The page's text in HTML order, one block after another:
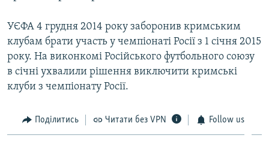
УЄФА 4 грудня 2014 року заборонив кримським
клубам брати участь у чемпіонаті Росії з 1 січня 2015
року. На виконкомі Російського футбольного союзу
в січні ухвалили рішення виключити кримські
клуби з чемпіонату Росії.
Поділитись Читати без VPN Follow us